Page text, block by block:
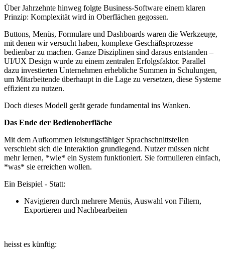
Über Jahrzehnte hinweg folgte Business-Software einem klaren
Prinzip: Komplexität wird in Oberflächen gegossen.
Buttons, Menüs, Formulare und Dashboards waren die Werkzeuge,
mit denen wir versucht haben, komplexe Geschäftsprozesse
bedienbar zu machen. Ganze Disziplinen sind daraus entstanden –
UI/UX Design wurde zu einem zentralen Erfolgsfaktor. Parallel
dazu investierten Unternehmen erhebliche Summen in Schulungen,
um Mitarbeitende überhaupt in die Lage zu versetzen, diese Systeme
effizient zu nutzen.
Doch dieses Modell gerät gerade fundamental ins Wanken.
Das Ende der Bedienoberfläche
Mit dem Aufkommen leistungsfähiger Sprachschnittstellen
verschiebt sich die Interaktion grundlegend. Nutzer müssen nicht
mehr lernen, *wie* ein System funktioniert. Sie formulieren einfach,
*was* sie erreichen wollen.
Ein Beispiel - Statt:
Navigieren durch mehrere Menüs, Auswahl von Filtern,
Exportieren und Nachbearbeiten
heisst es künftig: